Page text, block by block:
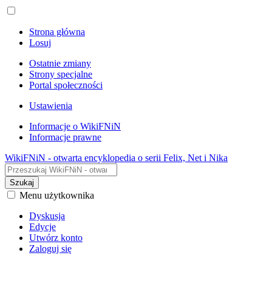
Strona główna
Losuj
Ostatnie zmiany
Strony specjalne
Portal społeczności
Ustawienia
Informacje o WikiFNiN
Informacje prawne
WikiFNiN - otwarta encyklopedia o serii Felix, Net i Nika
Szukaj
Menu użytkownika
Dyskusja
Edycje
Utwórz konto
Zaloguj się